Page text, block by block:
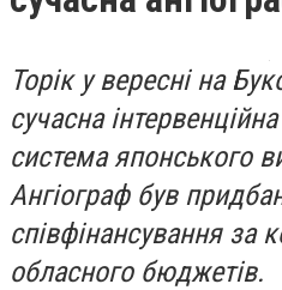
Торік у вересні на
сучасна
система японського
Ангіограф був
співфінансування за
обласного бюджетів.